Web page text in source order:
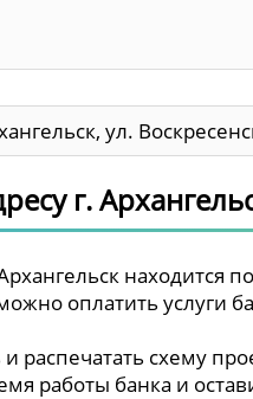
ул.
г.
находится
оплатить услуги
распечатать схему
работы банка и